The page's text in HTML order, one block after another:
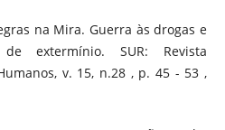
na Mira. Guerra às drogas e
extermínio. SUR: Revista
v. 15, n.28 , p. 45 - 53 ,